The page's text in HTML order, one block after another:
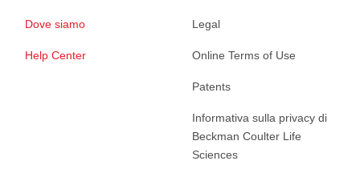
Dove siamo
Help Center
Legal
Online Terms of Use
Patents
Informativa sulla privacy di
Beckman Coulter Life
Sciences